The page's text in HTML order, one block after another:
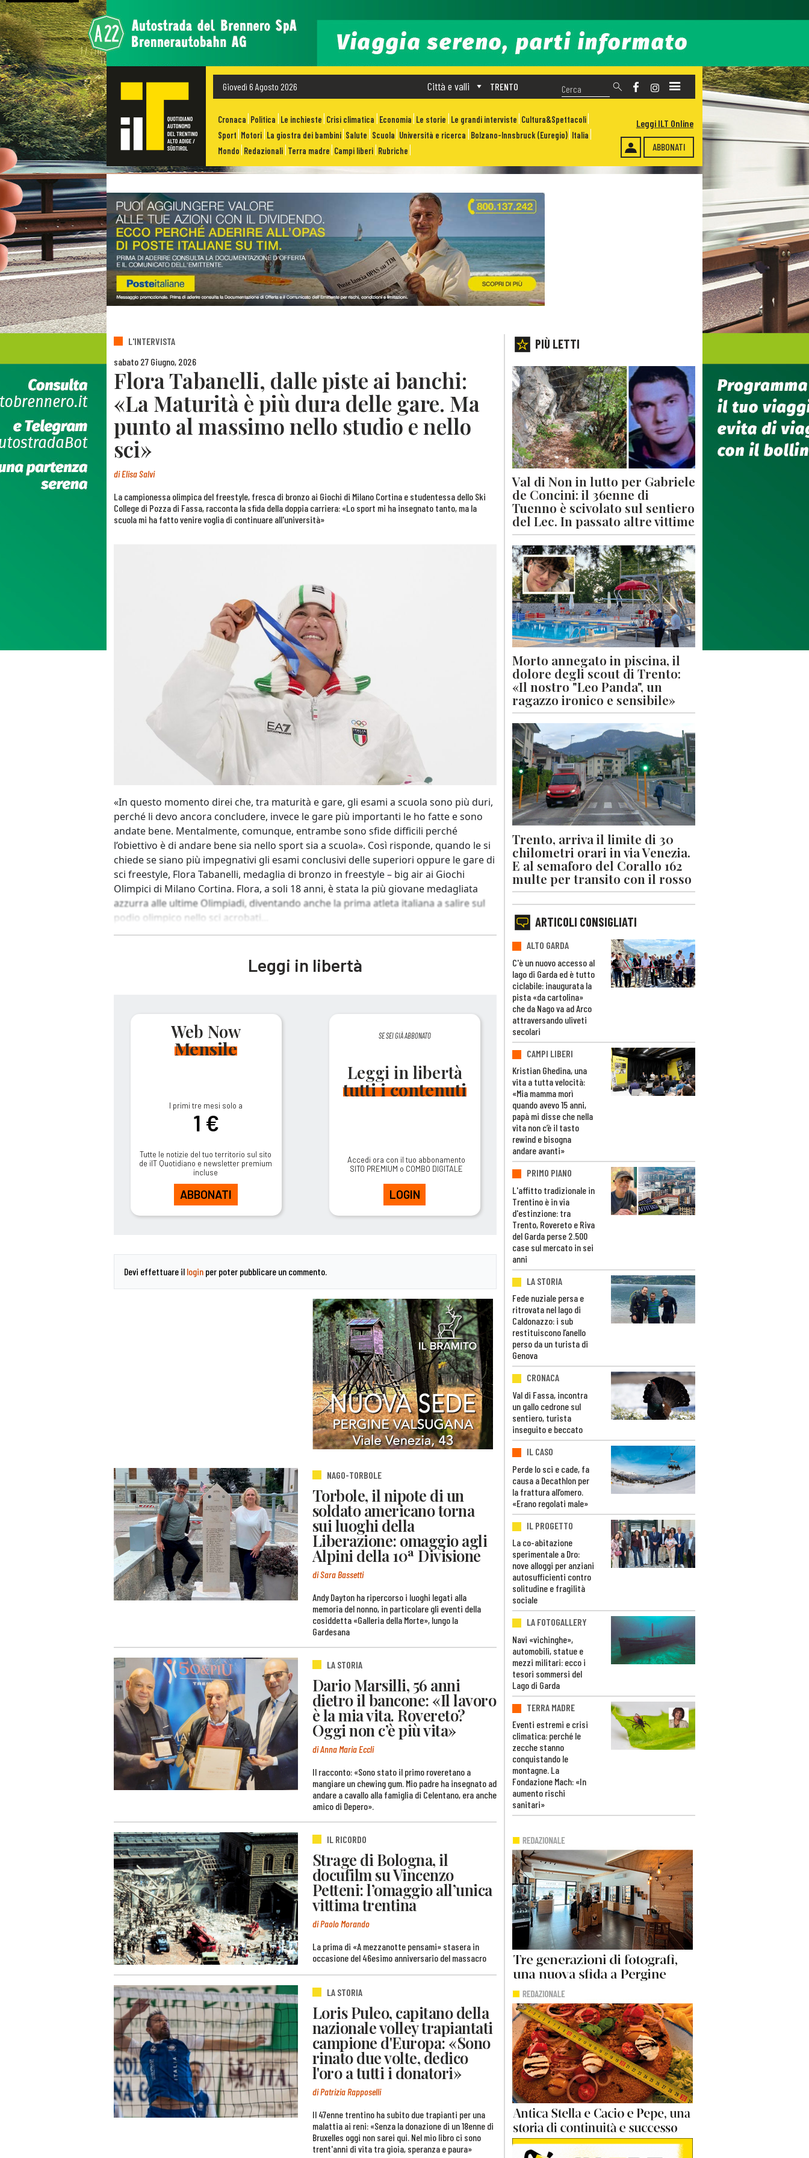
Giovedì 6 Agosto 2026 TRENTO
Città e valli
Cronaca Politica Le inchieste Crisi climatica Economia Le storie Le grandi interviste Cultura&Spettacoli
Sport Motori La giostra dei bambini Salute Scuola Università e ricerca Bolzano-Innsbruck (Euregio) Italia
Mondo Redazionali Terra madre Campi liberi Rubriche ABBONATI
Leggi ILT Online
L'INTERVISTA
sabato 27 Giugno, 2026
Flora Tabanelli, dalle piste ai banchi:
«La Maturità è più dura delle gare. Ma
punto al massimo nello studio e nello
sci»
diElisa Salvi
La campionessa olimpica del freestyle, fresca di bronzo ai Giochi di Milano Cortina e studentessa dello Ski
College di Pozza di Fassa, racconta la sfida della doppia carriera: «Lo sport mi ha insegnato tanto, ma la
scuola mi ha fatto venire voglia di continuare all'università»
«In questo momento direi che, tra maturità e gare, gli esami a scuola sono più duri,
perché li devo ancora concludere, invece le gare più importanti le ho fatte e sono
andate bene. Mentalmente, comunque, entrambe sono sfide difficili perché
l’obiettivo è di andare bene sia nello sport sia a scuola». Così risponde, quando le si
chiede se siano più impegnativi gli esami conclusivi delle superiori oppure le gare di
sci freestyle, Flora Tabanelli, medaglia di bronzo in freestyle – big air ai Giochi
Olimpici di Milano Cortina. Flora, a soli 18 anni, è stata la più giovane medagliata
azzurra alle ultime Olimpiadi, diventando anche la prima atleta italiana a salire sul
podio olimpico nello sci acrobati...
Leggi in libertà
Web Now
Mensile
I primi tre mesi solo a
1 €
Tutte le notizie del tuo territorio sul sito
de ilT Quotidiano e newsletter premium
incluse
ABBONATI
SE SEI GIÀ ABBONATO
Leggi in libertà
tutti i contenuti
Accedi ora con il tuo abbonamento
SITO PREMIUM o COMBO DIGITALE
LOGIN
Devi effettuare il login per poter pubblicare un commento.
NAGO-TORBOLE
Torbole, il nipote di un
soldato americano torna
sui luoghi della
Liberazione: omaggio agli
Alpini della 10ª Divisione
di Sara Bassetti
Andy Dayton ha ripercorso i luoghi legati alla
memoria del nonno, in particolare gli eventi della
cosiddetta «Galleria della Morte», lungo la
Gardesana
LA STORIA
Dario Marsilli, 56 anni
dietro il bancone: «Il lavoro
è la mia vita. Rovereto?
Oggi non c’è più vita»
di Anna Maria Eccli
Il racconto: «Sono stato il primo roveretano a
mangiare un chewing gum. Mio padre ha insegnato ad
andare a cavallo alla famiglia di Celentano, era anche
amico di Depero».
IL RICORDO
Strage di Bologna, il
docufilm su Vincenzo
Petteni: l’omaggio all’unica
vittima trentina
di Paolo Morando
La prima di «A mezzanotte pensami» stasera in
occasione del 46esimo anniversario del massacro
LA STORIA
Loris Puleo, capitano della
nazionale volley trapiantati
campione d'Europa: «Sono
rinato due volte, dedico
l'oro a tutti i donatori»
di Patrizia Rapposelli
Il 47enne trentino ha subito due trapianti per una
malattia ai reni: «Senza la donazione di un 18enne di
Bruxelles oggi non sarei qui. Nel mio libro ci sono
trent'anni di vita tra gioia, speranza e paura»
PIÙ LETTI
Val di Non in lutto per Gabriele
de Concini: il 36enne di
Tuenno è scivolato sul sentiero
del Lec. In passato altre vittime
Morto annegato in piscina, il
dolore degli scout di Trento:
«Il nostro "Leo Panda", un
ragazzo ironico e sensibile»
Trento, arriva il limite di 30
chilometri orari in via Venezia.
E al semaforo del Corallo 162
multe per transito con il rosso
ARTICOLI CONSIGLIATI
ALTO GARDA
C'è un nuovo accesso al
lago di Garda ed è tutto
ciclabile: inaugurata la
pista «da cartolina»
che da Nago va ad Arco
attraversando uliveti
secolari
CAMPI LIBERI
Kristian Ghedina, una
vita a tutta velocità:
«Mia mamma morì
quando avevo 15 anni,
papà mi disse che nella
vita non c’è il tasto
rewind e bisogna
andare avanti»
PRIMO PIANO
L'affitto tradizionale in
Trentino è in via
d'estinzione: tra
Trento, Rovereto e Riva
del Garda perse 2.500
case sul mercato in sei
anni
LA STORIA
Fede nuziale persa e
ritrovata nel lago di
Caldonazzo: i sub
restituiscono l’anello
perso da un turista di
Genova
CRONACA
Val di Fassa, incontra
un gallo cedrone sul
sentiero, turista
inseguito e beccato
IL CASO
Perde lo sci e cade, fa
causa a Decathlon per
la frattura all’omero.
«Erano regolati male»
IL PROGETTO
La co-abitazione
sperimentale a Dro:
nove alloggi per anziani
autosufficienti contro
solitudine e fragilità
sociale
LA FOTOGALLERY
Navi «vichinghe»,
automobili, statue e
mezzi militari: ecco i
tesori sommersi del
Lago di Garda
TERRA MADRE
Eventi estremi e crisi
climatica: perché le
zecche stanno
conquistando le
montagne. La
Fondazione Mach: «In
aumento rischi
sanitari»